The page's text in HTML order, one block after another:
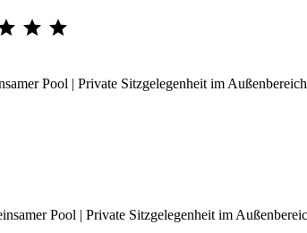
 
Pool | Private Sitzgelegenheit im
Pool | Private Sitzgelegenheit im